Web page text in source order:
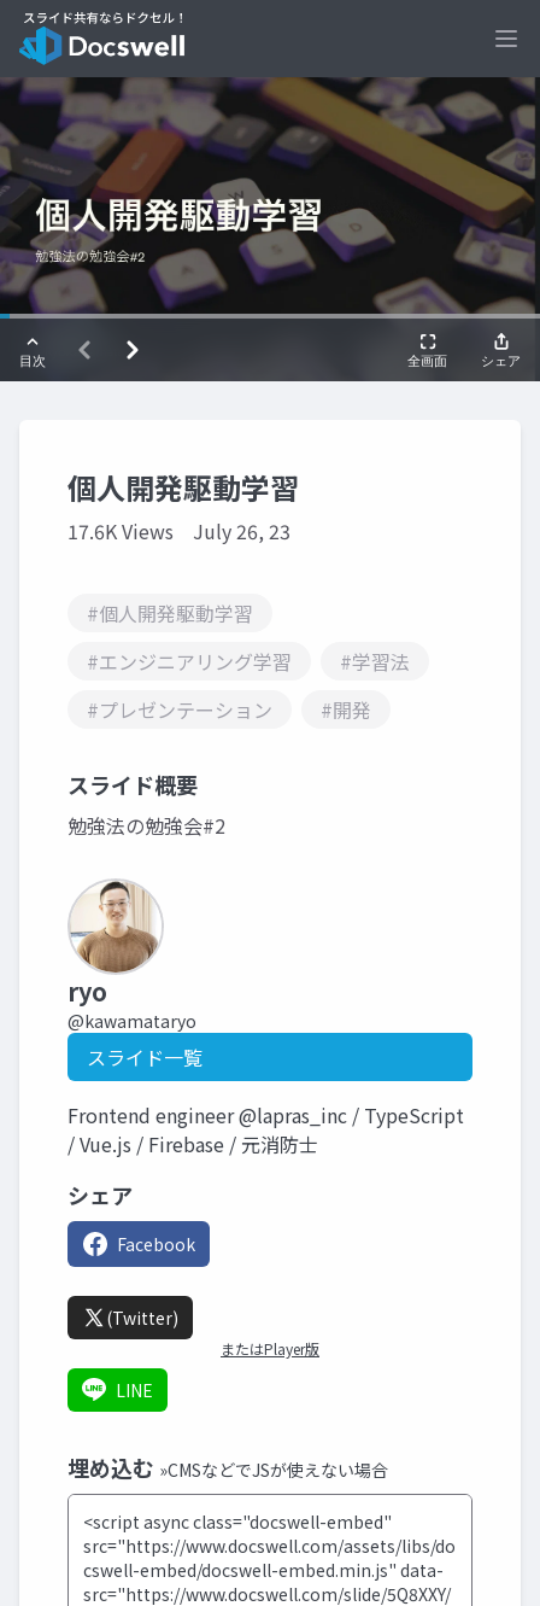
個人開発駆動学習
17.6K Views July 26, 23
#個人開発駆動学習
#エンジニアリング学習
#学習法
#プレゼンテーション
#開発
スライド概要
勉強法の勉強会#2
ryo
@kawamataryo
スライド一覧
Frontend engineer @lapras_inc / TypeScript
/ Vue.js / Firebase / 元消防士
シェア
Facebook
(Twitter)
またはPlayer版
LINE
埋め込む »CMSなどでJSが使えない場合